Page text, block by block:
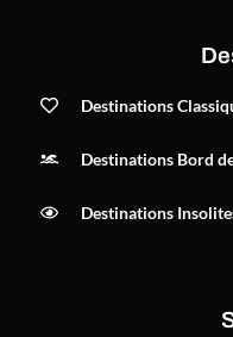
Destinations
Destinations Bord
Destinations